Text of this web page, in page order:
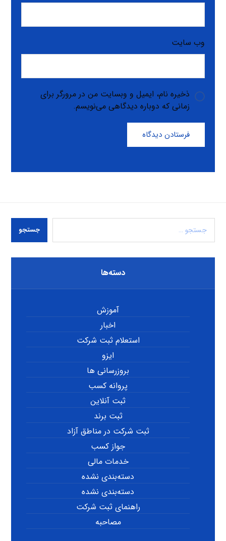
وب‌ سایت
ذخیره نام، ایمیل و وبسایت من در مرورگر برای
زمانی که دوباره دیدگاهی می‌نویسم.
فرستادن دیدگاه
جستجو
دسته‌ها
آموزش
اخبار
استعلام ثبت شرکت
ایزو
بروزرسانی ها
پروانه کسب
ثبت آنلاین
ثبت برند
ثبت شرکت در مناطق آزاد
جواز کسب
خدمات مالی
دسته‌بندی نشده
دسته‌بندی نشده
راهنمای ثبت شرکت
مصاحبه